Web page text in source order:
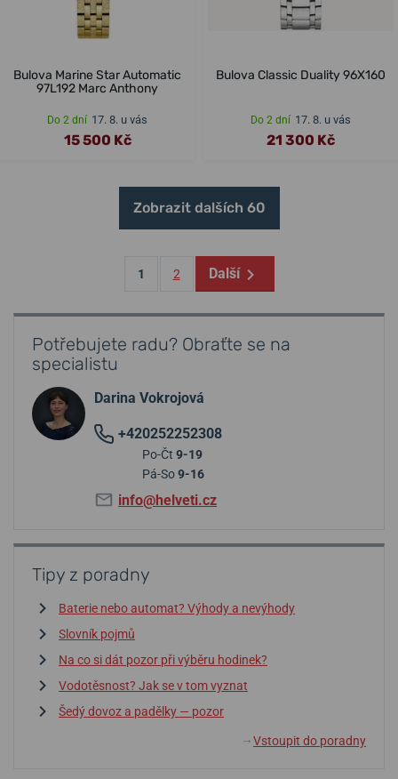
Bulova Marine Star Automatic
97L192 Marc Anthony
Do 2 dní 17. 8. u vás
15 500 Kč
Bulova Classic Duality 96X160
Do 2 dní 17. 8. u vás
21 300 Kč
Zobrazit dalších 60
1 2 Další
Potřebujete radu? Obraťte se na
specialistu
Darina Vokrojová
+420252252308
Po-Čt 9-19
Pá-So9-16
info@helveti.cz
Tipy z poradny
Baterie nebo automat? Výhody a nevýhody
Slovník pojmů
Na co si dát pozor při výběru hodinek?
Vodotěsnost? Jak se v tom vyznat
Šedý dovoz a padělky — pozor
↓ Vstoupit do poradny